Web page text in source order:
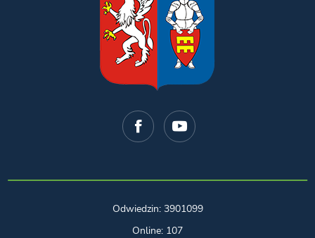
Odwiedzin: 3901099
Online: 107